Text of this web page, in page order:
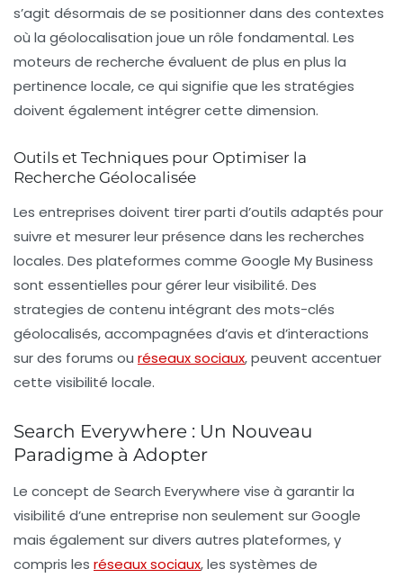
s’agit désormais de se positionner dans des contextes
où la géolocalisation joue un rôle fondamental. Les
moteurs de recherche évaluent de plus en plus la
pertinence locale, ce qui signifie que les stratégies
doivent également intégrer cette dimension.
Outils et Techniques pour Optimiser la
Recherche Géolocalisée
Les entreprises doivent tirer parti d’outils adaptés pour
suivre et mesurer leur présence dans les recherches
locales. Des plateformes comme Google My Business
sont essentielles pour gérer leur visibilité. Des
strategies de contenu intégrant des mots-clés
géolocalisés, accompagnées d’avis et d’interactions
sur des forums ou réseaux sociaux, peuvent accentuer
cette visibilité locale.
Search Everywhere : Un Nouveau
Paradigme à Adopter
Le concept de Search Everywhere vise à garantir la
visibilité d’une entreprise non seulement sur Google
mais également sur divers autres plateformes, y
compris les réseaux sociaux, les systèmes de